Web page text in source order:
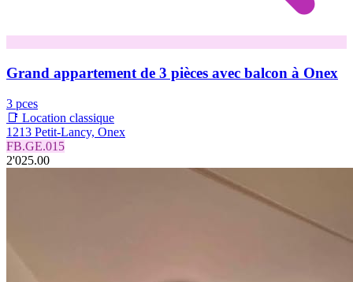
Grand appartement de 3 pièces avec balcon à Onex
3 pces
📑 Location classique
1213 Petit-Lancy, Onex
FB.GE.015
2'025.00